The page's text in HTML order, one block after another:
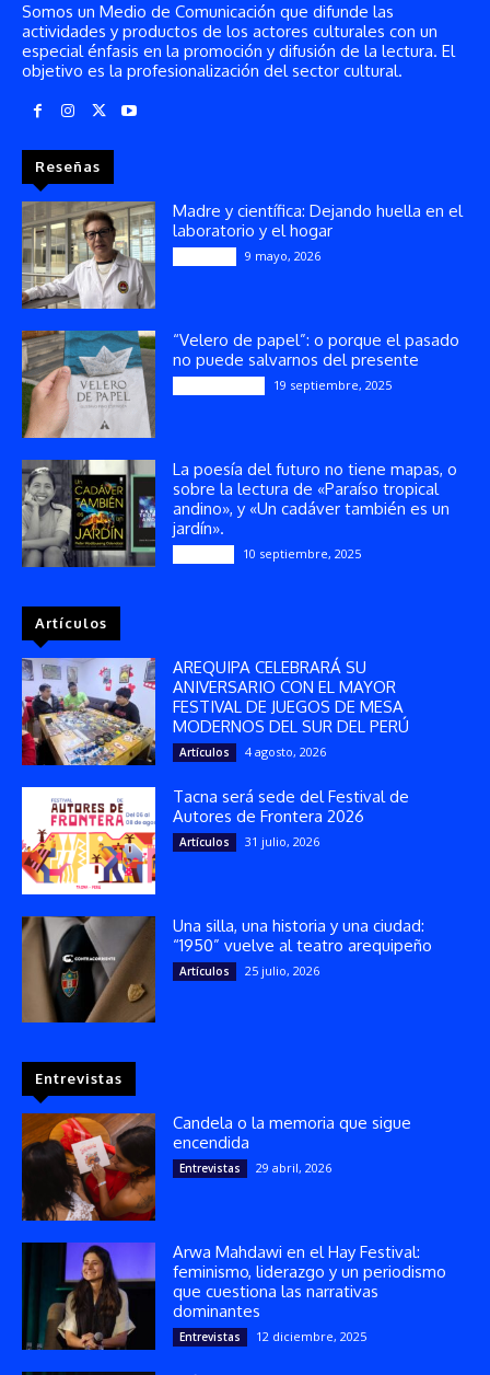
Somos un Medio de Comunicación que difunde las
actividades y productos de los actores culturales con un
especial énfasis en la promoción y difusión de la lectura. El
objetivo es la profesionalización del sector cultural.
Reseñas
Madre y científica: Dejando huella en el
laboratorio y el hogar
9 mayo, 2026
“Velero de papel”: o porque el pasado
no puede salvarnos del presente
19 septiembre, 2025
La poesía del futuro no tiene mapas, o
sobre la lectura de «Paraíso tropical
andino», y «Un cadáver también es un
jardín».
10 septiembre, 2025
Artículos
AREQUIPA CELEBRARÁ SU
ANIVERSARIO CON EL MAYOR
FESTIVAL DE JUEGOS DE MESA
MODERNOS DEL SUR DEL PERÚ
Artículos 4 agosto, 2026
Tacna será sede del Festival de
Autores de Frontera 2026
Artículos 31 julio, 2026
Una silla, una historia y una ciudad:
“1950” vuelve al teatro arequipeño
Artículos 25 julio, 2026
Entrevistas
Candela o la memoria que sigue
encendida
Entrevistas 29 abril, 2026
Arwa Mahdawi en el Hay Festival:
feminismo, liderazgo y un periodismo
que cuestiona las narrativas
dominantes
Entrevistas 12 diciembre, 2025